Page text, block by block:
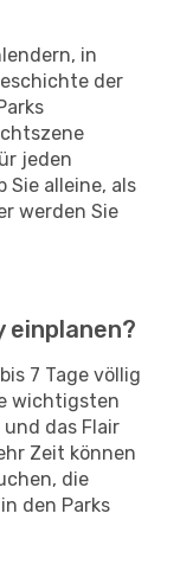
in
der
jeden
Sie alleine, als
werden Sie
einplanen?
7 Tage völlig
wichtigsten
das Flair
Zeit können
die
den Parks